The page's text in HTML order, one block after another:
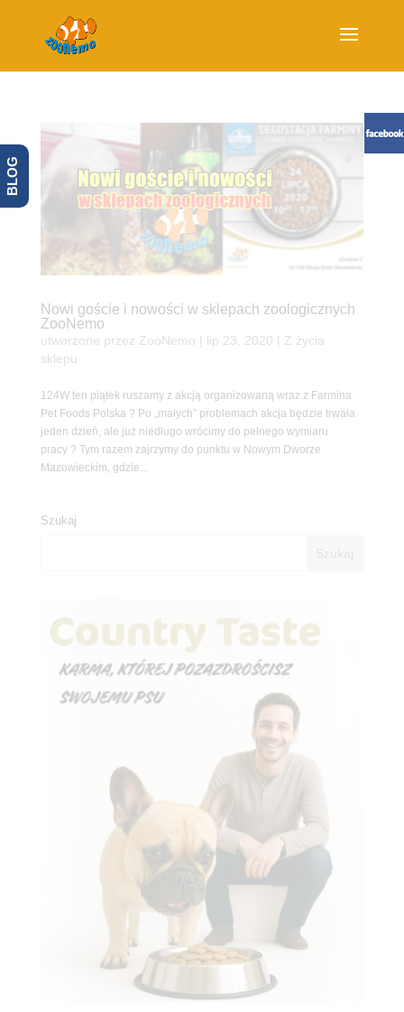
Nowi goście i nowości w sklepach zoologicznych
ZooNemo
utworzone przez ZooNemo lip 23, 2020
Z życia
sklepu
124W ten piątek ruszamy z akcją organizowaną wraz z Farmina
Pet Foods Polska ? Po „małych” problemach akcja będzie trwała
jeden dzień, ale już niedługo wrócimy do pełnego wymiaru
pracy ? Tym razem zajrzymy do punktu w Nowym Dworze
Mazowieckim, gdzie...
Szukaj
BLOG